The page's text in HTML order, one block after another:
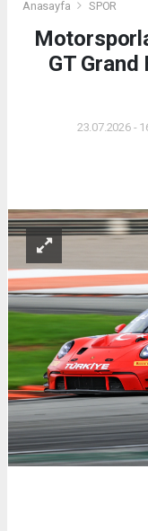
Anasayfa SPOR
GT
23.07.2026 -